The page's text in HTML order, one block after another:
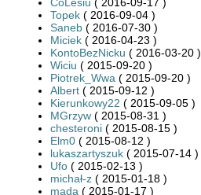
Topek ( 2016-09-04 )
Saneb ( 2016-07-30 )
Miciek ( 2016-04-23 )
KontoBezNicku ( 2016-03-20 )
Wiciu ( 2015-09-20 )
Piotrek_Wwa ( 2015-09-20 )
Albert ( 2015-09-12 )
Kierunkowy22 ( 2015-09-05 )
MGrzyw ( 2015-08-31 )
chesteroni ( 2015-08-15 )
Elm0 ( 2015-08-12 )
lukaszartyszuk ( 2015-07-14 )
Ufo ( 2015-02-13 )
michał-z ( 2015-01-18 )
mada ( 2015-01-17 )